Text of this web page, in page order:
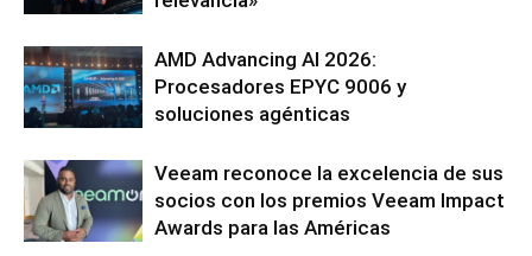
AMD Advancing AI 2026:
Procesadores EPYC 9006 y
soluciones agénticas
Veeam reconoce la excelencia de sus
socios con los premios Veeam Impact
Awards para las Américas